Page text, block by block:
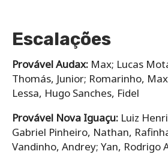
Escalações
Provável Audax: Max; Lucas
Thomás, Junior; Romarinho,
Lessa, Hugo Sanches, Fidel
Provável Nova Iguaçu: Luiz
Gabriel Pinheiro, Nathan,
Vandinho, Andrey; Yan, Rodrigo